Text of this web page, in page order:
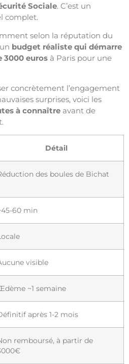
Sociale. C’est un
complet.
selon la réputation du
budget réaliste qui démarre
3000 euros à Paris pour une
concrètement l’engagement
surprises, voici les
à connaître avant de
Détail
des boules de Bichat
60 min
visible
~1 semaine
après 1-2 mois
remboursé, à partir de